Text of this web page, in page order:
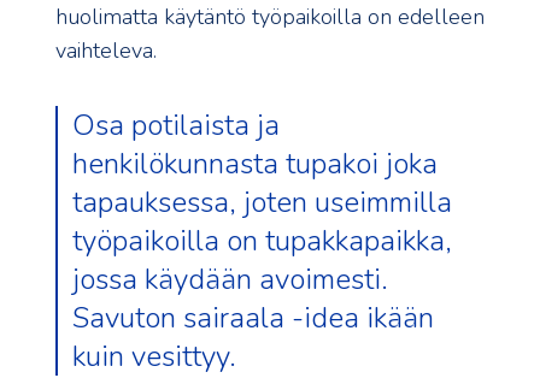
huolimatta käytäntö työpaikoilla on edelleen
vaihteleva.
Osa potilaista ja
henkilökunnasta tupakoi joka
tapauksessa, joten useimmilla
työpaikoilla on tupakkapaikka,
jossa käydään avoimesti.
Savuton sairaala -idea ikään
kuin vesittyy.